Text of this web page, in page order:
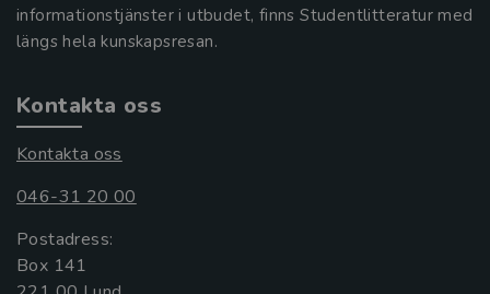
informationstjänster i utbudet, finns Studentlitteratur med
längs hela kunskapsresan.
Kontakta oss
Kontakta oss
046-31 20 00
Postadress:
Box 141